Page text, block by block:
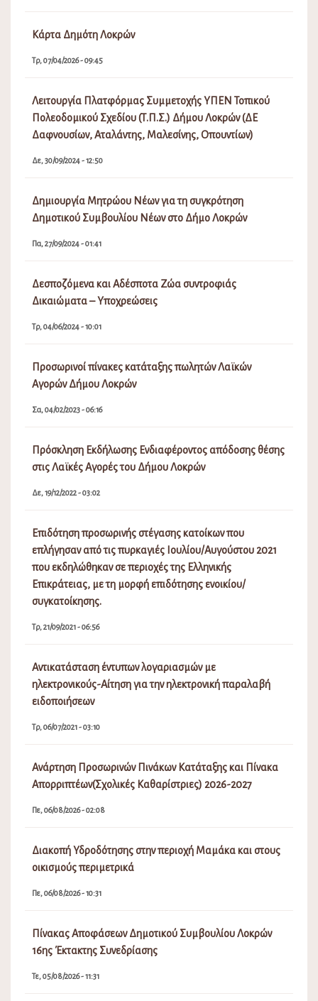
Κάρτα Δημότη Λοκρών
Τρ, 07/04/2026 - 09:45
Λειτουργία Πλατφόρμας Συμμετοχής ΥΠΕΝ Τοπικού
Πολεοδομικού Σχεδίου (Τ.Π.Σ.) Δήμου Λοκρών (ΔΕ
Δαφνουσίων, Αταλάντης, Μαλεσίνης, Οπουντίων)
Δε, 30/09/2024 - 12:50
Δημιουργία Μητρώου Νέων για τη συγκρότηση
Δημοτικού Συμβουλίου Νέων στο Δήμο Λοκρών
Πα, 27/09/2024 - 01:41
Δεσποζόμενα και Αδέσποτα Ζώα συντροφιάς
Δικαιώματα – Υποχρεώσεις
Τρ, 04/06/2024 - 10:01
Προσωρινοί πίνακες κατάταξης πωλητών Λαϊκών
Αγορών Δήμου Λοκρών
Σα, 04/02/2023 - 06:16
Πρόσκληση Εκδήλωσης Ενδιαφέροντος απόδοσης θέσης
στις Λαϊκές Αγορές του Δήμου Λοκρών
Δε, 19/12/2022 - 03:02
Επιδότηση προσωρινής στέγασης κατοίκων που
επλήγησαν από τις πυρκαγιές Ιουλίου/Αυγούστου 2021
που εκδηλώθηκαν σε περιοχές της Ελληνικής
Επικράτειας, με τη μορφή επιδότησης ενοικίου/
συγκατοίκησης.
Τρ, 21/09/2021 - 06:56
Αντικατάσταση έντυπων λογαριασμών με
ηλεκτρονικούς-Αίτηση για την ηλεκτρονική παραλαβή
ειδοποιήσεων
Τρ, 06/07/2021 - 03:10
Ανάρτηση Προσωρινών Πινάκων Κατάταξης και Πίνακα
Απορριπτέων(Σχολικές Καθαρίστριες) 2026-2027
Πε, 06/08/2026 - 02:08
Διακοπή Υδροδότησης στην περιοχή Μαμάκα και στους
οικισμούς περιμετρικά
Πε, 06/08/2026 - 10:31
Πίνακας Αποφάσεων Δημοτικού Συμβουλίου Λοκρών
16ης Έκτακτης Συνεδρίασης
Τε, 05/08/2026 - 11:31